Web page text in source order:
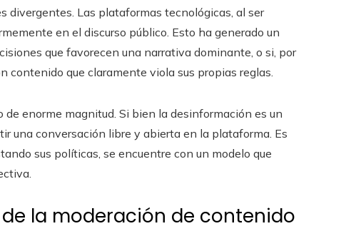
divergentes. Las plataformas tecnológicas, al ser
en el discurso público. Esto ha generado un
que favorecen una narrativa dominante, o si, por
que claramente viola sus propias reglas.
enorme magnitud. Si bien la desinformación es un
una conversación libre y abierta en la plataforma. Es
sus políticas, se encuentre con un modelo que
la moderación de contenido